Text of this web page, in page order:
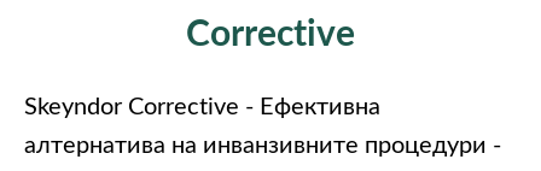
Corrective
Skeyndor Corrective - Ефективна
алтернатива на инванзивните процедури -